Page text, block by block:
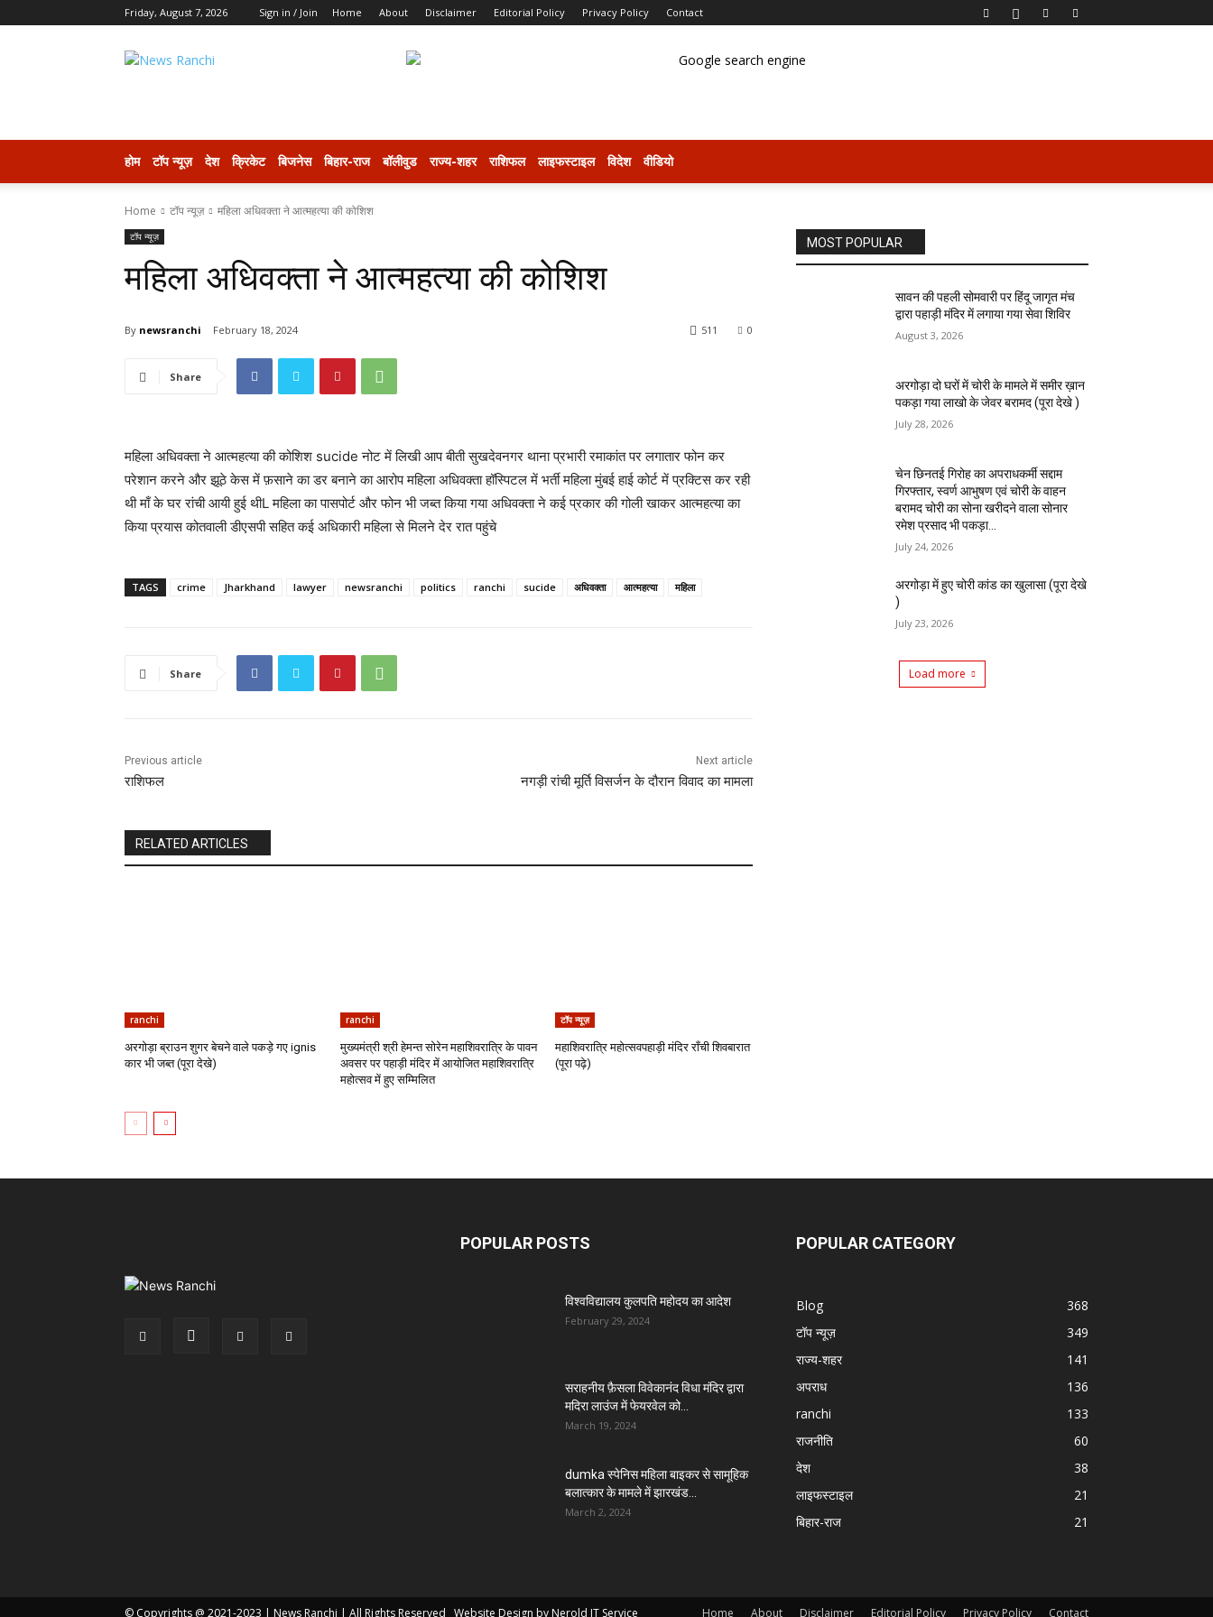
Friday, August 7, 2026 Sign in / Join Home About Disclaimer Editorial Policy Privacy Policy Contact
होम टॉप न्यूज़ देश क्रिकेट बिजनेस बिहार-राज बॉलीवुड राज्य-शहर राशिफल लाइफस्टाइल विदेश वीडियो
Home टॉप न्यूज़ महिला अधिवक्ता ने आत्महत्या की कोशिश
टॉप न्यूज़
महिला अधिवक्ता ने आत्महत्या की कोशिश
By newsranchi February 18, 2024 0
511
Share
महिला अधिवक्ता ने आत्महत्या की कोशिश sucide नोट में लिखी आप बीती सुखदेवनगर थाना प्रभारी रमाकांत पर लगातार फोन कर
परेशान करने और झूठे केस में फ़साने का डर बनाने का आरोप महिला अधिवक्ता हॉस्पिटल में भर्ती महिला मुंबई हाई कोर्ट में प्रक्टिस कर रही
थी माँ के घर रांची आयी हुई थीL महिला का पासपोर्ट और फोन भी जब्त किया गया अधिवक्ता ने कई प्रकार की गोली खाकर आत्महत्या का
किया प्रयास कोतवाली डीएसपी सहित कई अधिकारी महिला से मिलने देर रात पहुंचे
TAGS crime Jharkhand lawyer newsranchi politics ranchi sucide अधिवक्ता आत्महत्या महिला
Share
Previous article
राशिफल
Next article
नगड़ी रांची मूर्ति विसर्जन के दौरान विवाद का मामला
RELATED ARTICLES
ranchi
अरगोड़ा ब्राउन शुगर बेचने वाले पकड़े गए ignis
कार भी जब्त (पूरा देखे)
ranchi
मुख्यमंत्री श्री हेमन्त सोरेन महाशिवरात्रि के पावन
अवसर पर पहाड़ी मंदिर में आयोजित महाशिवरात्रि
महोत्सव में हुए सम्मिलित
टॉप न्यूज़
महाशिवरात्रि महोत्सवपहाड़ी मंदिर राँची शिवबारात
(पूरा पढ़े)
MOST POPULAR
सावन की पहली सोमवारी पर हिंदू जागृत मंच
द्वारा पहाड़ी मंदिर में लगाया गया सेवा शिविर
August 3, 2026
अरगोड़ा दो घरों में चोरी के मामले में समीर ख़ान
पकड़ा गया लाखो के जेवर बरामद (पूरा देखे )
July 28, 2026
चेन छिनतई गिरोह का अपराधकर्मी सद्दाम
गिरफ्तार, स्वर्ण आभुषण एवं चोरी के वाहन
बरामद चोरी का सोना खरीदने वाला सोनार
रमेश प्रसाद भी पकड़ा...
July 24, 2026
अरगोड़ा में हुए चोरी कांड का खुलासा (पूरा देखे
)
July 23, 2026
Load more
POPULAR POSTS
विश्वविद्यालय कुलपति महोदय का आदेश
February 29, 2024
सराहनीय फ़ैसला विवेकानंद विधा मंदिर द्वारा
मदिरा लाउंज में फेयरवेल को...
March 19, 2024
dumka स्पेनिस महिला बाइकर से सामूहिक
बलात्कार के मामले में झारखंड...
March 2, 2024
POPULAR CATEGORY
Blog
368
टॉप न्यूज़
349
राज्य-शहर
141
अपराध
136
ranchi
133
राजनीति
60
देश
38
लाइफस्टाइल
21
बिहार-राज
21
Home About Disclaimer Editorial Policy Privacy Policy Contact
© Copyrights @ 2021-2023 | News Ranchi | All Rights Reserved Website Design by Nerold IT Service